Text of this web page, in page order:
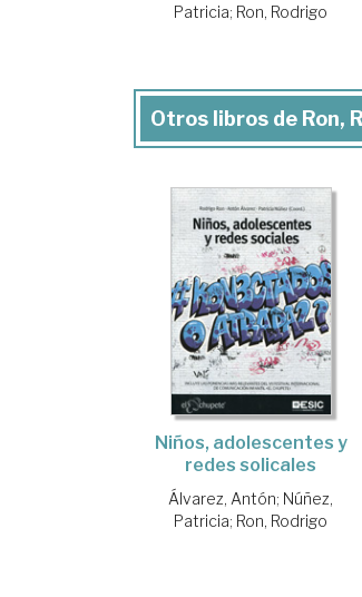
Patricia; Ron, Rodrigo
Otros libros de Ron,
Niños, adolescentes y
redes solicales
Álvarez, Antón; Núñez,
Patricia; Ron, Rodrigo